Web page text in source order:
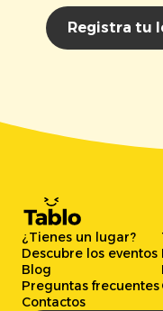
Registra tu
¿Tienes un lugar?
Descubre los eventos
Blog
Preguntas frecuentes
Contactos